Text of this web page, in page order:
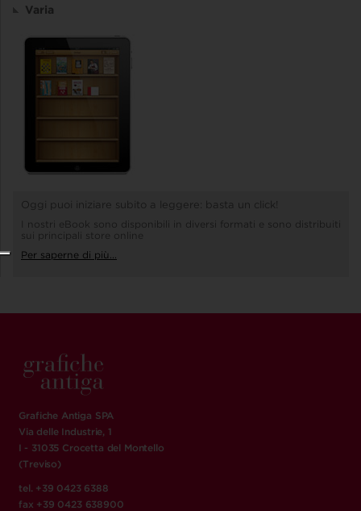
Varia
Oggi puoi iniziare subito a leggere: basta un click!
I nostri eBook sono disponibili in diversi formati e sono distribuiti
sui principali store online
Per saperne di più...
Grafiche Antiga SPA
Via delle Industrie, 1
I - 31035 Crocetta del Montello
(Treviso)
tel. +39 0423 6388
fax +39 0423 638900